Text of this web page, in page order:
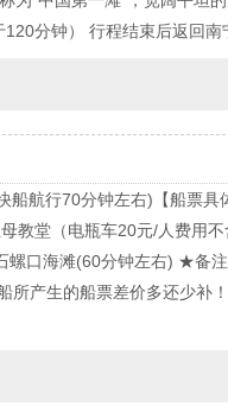
分钟） 行程结束后返回南
航行70分钟左右)【船票具
教堂（电瓶车20元/人费用
螺口海滩(60分钟左右) ★备
所产生的船票差价多还少补